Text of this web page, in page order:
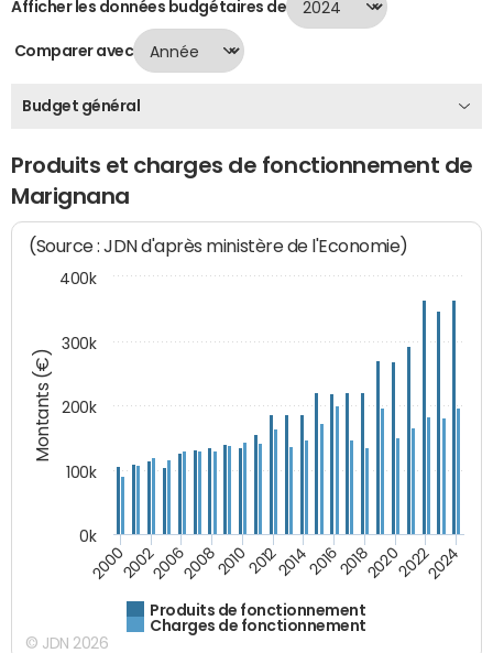
Afficher les données budgétaires de
Comparer avec
Budget général
Produits et charges de fonctionnement de
Marignana
Montants (€)
(Source : JDN d'après ministère de l'Economie)
Produits de fonctionnement
Charges de fonctionnement
200020022006200820102012201420162018202020222024
0k
100k
200k
300k
400k
© JDN 2026